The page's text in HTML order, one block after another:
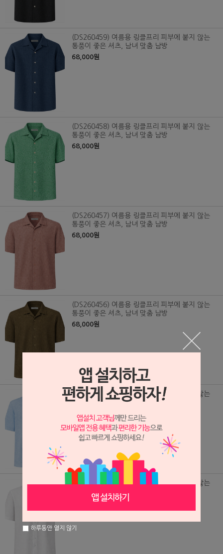
(DS260459) 여름용 링클프리 피부에 붙지 않는
통풍이 좋은 셔츠, 남녀 맞춤 남방
68,000원
(DS260458) 여름용 링클프리 피부에 붙지 않는
통풍이 좋은 셔츠, 남녀 맞춤 남방
68,000원
(DS260457) 여름용 링클프리 피부에 붙지 않는
통풍이 좋은 셔츠, 남녀 맞춤 남방
68,000원
(DS260456) 여름용 링클프리 피부에 붙지 않는
통풍이 좋은 셔츠, 남녀 맞춤 남방
68,000원
(DS260455) 여름용 링클프리 피부에 붙지 않는
통풍이 좋은 셔츠, 남녀 맞춤 남방
68,000원
(DS260454) 여름용 링클프리 피부에 붙지 않는
68,000원
하루동안 열지 않기